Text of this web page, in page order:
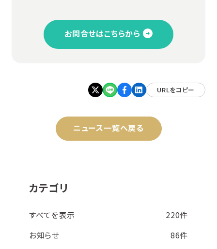
お問合せはこちらから
URLをコピー
ニュース一覧へ戻る
カテゴリ
すべてを表示
220件
お知らせ
86件